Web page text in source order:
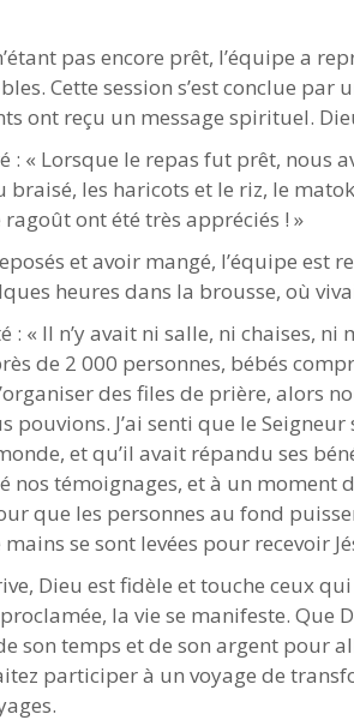
pas encore prêt, l’équipe a
Cette session s’est conclue
ont reçu un message spirituel.
: « Lorsque le repas fut prêt, nous
braisé, les haricots et le riz, le
ragoût ont été très appréciés ! »
et avoir mangé, l’équipe est
heures dans la brousse, où
: « Il n’y avait ni salle, ni chaises,
de 2 000 personnes, bébés
des files de prière, alors
pouvions. J’ai senti que le
et qu’il avait répandu ses
nos témoignages, et à un moment
que les personnes au fond
se sont levées pour recevoir
Dieu est fidèle et touche ceux
la vie se manifeste.
son temps et de son argent pour
participer à un voyage de